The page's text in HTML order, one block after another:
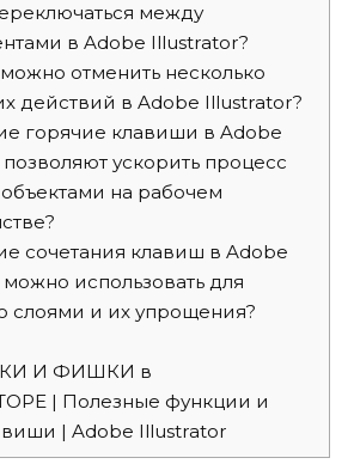
между
в Adobe Illustrator?
отменить несколько
действий в Adobe Illustrator?
горячие клавиши в Adobe
ускорить процесс
на рабочем
сочетания клавиш в Adobe
использовать для
слоями и их упрощения?
И ФИШКИ в
| Полезные функции и
| Adobe Illustrator